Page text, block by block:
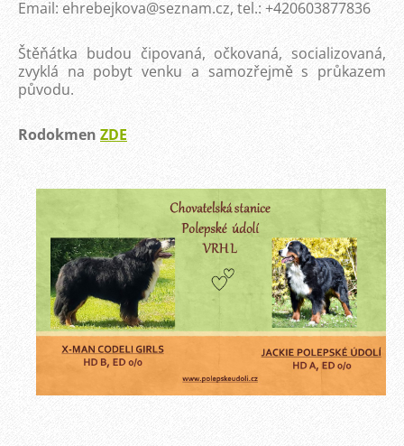
Email: ehrebejkova@seznam.cz, tel.: +420603877836
Štěňátka budou čipovaná, očkovaná, socializovaná,
zvyklá na pobyt venku a samozřejmě s průkazem
původu.
Rodokmen ZDE